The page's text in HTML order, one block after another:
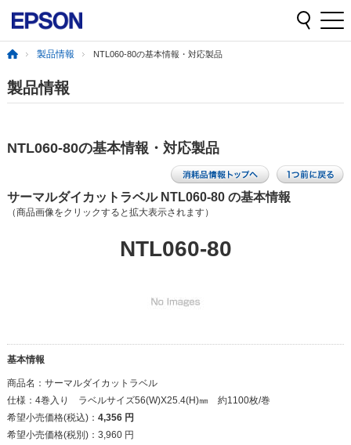
製品情報 NTL060-80の基本情報・対応製品
製品情報
NTL060-80の基本情報・対応製品
サーマルダイカットラベル NTL060-80 の基本情報
（商品画像をクリックすると拡大表示されます）
NTL060-80
基本情報
商品名： サーマルダイカットラベル
仕様： 4巻入り ラベルサイズ56(W)X25.4(H)㎜ 約1100枚/巻
希望小売価格(税込)： 4,356 円
希望小売価格(税別)： 3,960 円